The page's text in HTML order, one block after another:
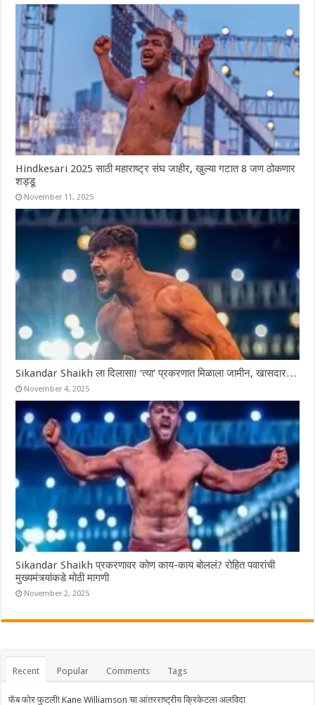
Hindkesari 2025 साठी महाराष्ट्र संघ जाहीर, खुल्या गटात 8 जण ठोकणार
शड्डू
November 11, 2025
Sikandar Shaikh ला दिलासा! ‘त्या’ प्रकरणात मिळाला जामीन, खासदार…
November 4, 2025
Sikandar Shaikh प्रकरणावर कोण काय-काय बोललं? रोहित पवारांची
मुख्यमंत्र्यांकडे मोठी मागणी
November 2, 2025
Recent Popular Comments Tags
फॅब फोर फुटली! Kane Williamson चा आंतरराष्ट्रीय क्रिकेटला अलविदा